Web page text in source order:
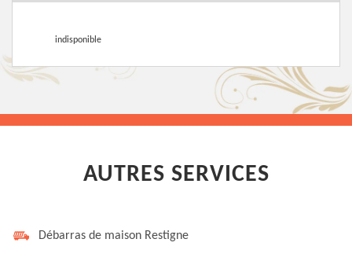
indisponible
AUTRES SERVICES
Débarras de maison Restigne